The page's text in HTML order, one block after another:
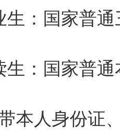
生：国家普
生：国家普
本人身份证